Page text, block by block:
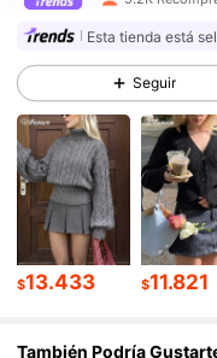
4,81
4,81 7.4K
7.4K
4,81 7.4K
4,81 7.4K
Esta tienda está
Seguir
$13.433 $11.821
También Podría